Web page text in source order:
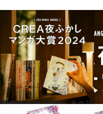
2024.9.6
《6位～10位発表》あの話題作も入賞！
カルチャー